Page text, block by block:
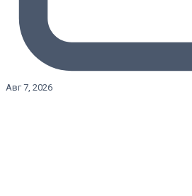
Авг 7, 2026